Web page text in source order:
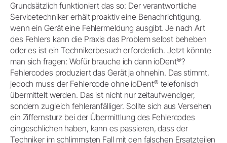
Grundsätzlich funktioniert das so: Der verantwortliche
Servicetechniker erhält proaktiv eine Benachrichtigung,
wenn ein Gerät eine Fehlermeldung ausgibt. Je nach Art
des Fehlers kann die Praxis das Problem selbst beheben
oder es ist ein Technikerbesuch erforderlich. Jetzt könnte
man sich fragen: Wofür brauche ich dann ioDent®?
Fehlercodes produziert das Gerät ja ohnehin. Das stimmt,
jedoch muss der Fehlercode ohne ioDent®telefonisch
übermittelt werden. Das ist nicht nur zeitaufwendiger,
sondern zugleich fehleranfälliger. Sollte sich aus Versehen
ein Ziffernsturz bei der Übermittlung des Fehlercodes
eingeschlichen haben, kann es passieren, dass der
Techniker im schlimmsten Fall mit den falschen Ersatzteilen